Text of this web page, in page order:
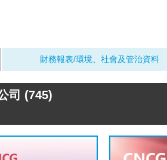
財務報表/環境、社會及管治資料
司 (745)